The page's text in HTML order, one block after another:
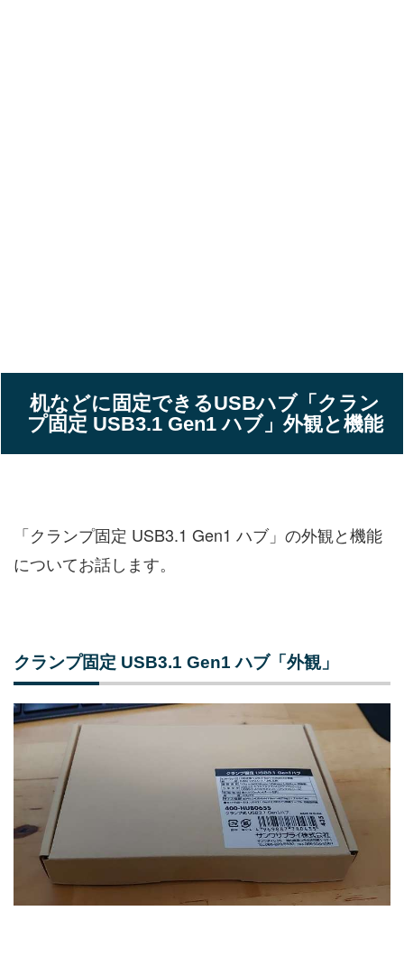
机などに固定できるUSBハブ「クラン
プ固定 USB3.1 Gen1 ハブ」外観と機能
「クランプ固定 USB3.1 Gen1 ハブ」の外観と機能
についてお話します。
クランプ固定 USB3.1 Gen1 ハブ「外観」